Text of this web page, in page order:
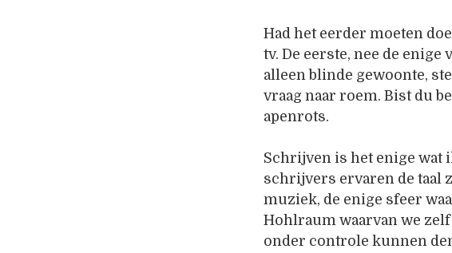
Had het eerder moeten
tv. De eerste, nee de
alleen blinde gewoonte,
vraag naar roem. Bist du
apenrots.
Schrijven is het enige wat
schrijvers ervaren de taal
muziek, de enige sfeer
Hohlraum waarvan we
onder controle kunnen